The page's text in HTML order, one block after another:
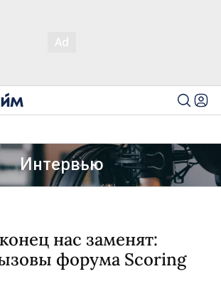
Интервью
нас заменят:
форума Scoring